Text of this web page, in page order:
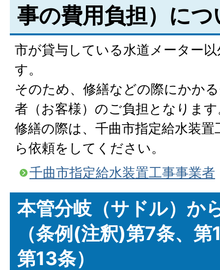
事の費用負担）につ
市が貸与している水道メーター
す。
そのため、修繕などの際にかか
者（お客様）のご負担となりま
修繕の際は、千曲市指定給水装
ら依頼をしてください。
千曲市指定給水装置工事事業者
本管分岐（サドル）か
（条例(注釈)第7条、
第13条）